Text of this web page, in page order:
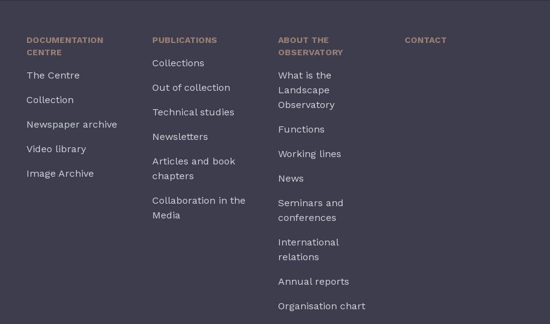
DOCUMENTATION
CENTRE
The Centre
Collection
Newspaper archive
Video library
Image Archive
PUBLICATIONS
Collections
Out of collection
Technical studies
Newsletters
Articles and book
chapters
Collaboration in the
Media
ABOUT THE
OBSERVATORY
What is the
Landscape
Observatory
Functions
Working lines
News
Seminars and
conferences
International
relations
Annual reports
Organisation chart
CONTACT